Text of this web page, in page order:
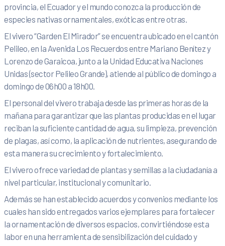
provincia, el Ecuador y el mundo conozca la producción de
especies nativas ornamentales, exóticas entre otras.
El vivero “Garden El Mirador” se encuentra ubicado en el cantón
Pelileo, en la Avenida Los Recuerdos entre Mariano Benítez y
Lorenzo de Garaicoa, junto a la Unidad Educativa Naciones
Unidas (sector Pelileo Grande), atiende al público de domingo a
domingo de 06h00 a 18h00.
El personal del vivero trabaja desde las primeras horas de la
mañana para garantizar que las plantas producidas en el lugar
reciban la suficiente cantidad de agua, su limpieza, prevención
de plagas, así como, la aplicación de nutrientes, asegurando de
esta manera su crecimiento y fortalecimiento.
El vivero ofrece variedad de plantas y semillas a la ciudadanía a
nivel particular, institucional y comunitario.
Además se han establecido acuerdos y convenios mediante los
cuales han sido entregados varios ejemplares para fortalecer
la ornamentación de diversos espacios, convirtiéndose esta
labor en una herramienta de sensibilización del cuidado y